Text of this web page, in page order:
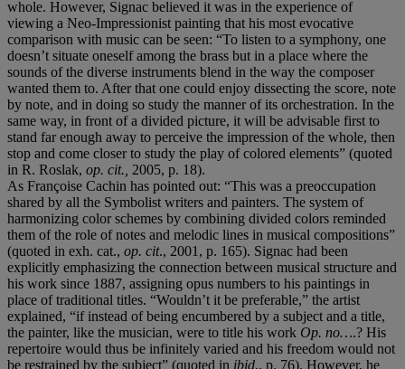
whole. However, Signac believed it was in the experience of
viewing a Neo-Impressionist painting that his most evocative
comparison with music can be seen: “To listen to a symphony, one
doesn’t situate oneself among the brass but in a place where the
sounds of the diverse instruments blend in the way the composer
wanted them to. After that one could enjoy dissecting the score, note
by note, and in doing so study the manner of its orchestration. In the
same way, in front of a divided picture, it will be advisable first to
stand far enough away to perceive the impression of the whole, then
stop and come closer to study the play of colored elements” (quoted
in R. Roslak, op. cit., 2005, p. 18).
As Françoise Cachin has pointed out: “This was a preoccupation
shared by all the Symbolist writers and painters. The system of
harmonizing color schemes by combining divided colors reminded
them of the role of notes and melodic lines in musical compositions”
(quoted in exh. cat., op. cit., 2001, p. 165). Signac had been
explicitly emphasizing the connection between musical structure and
his work since 1887, assigning opus numbers to his paintings in
place of traditional titles. “Wouldn’t it be preferable,” the artist
explained, “if instead of being encumbered by a subject and a title,
the painter, like the musician, were to title his work Op. no….? His
repertoire would thus be infinitely varied and his freedom would not
be restrained by the subject” (quoted in ibid., p. 76). However, he